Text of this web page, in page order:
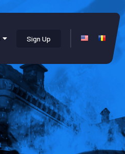
Sign Up